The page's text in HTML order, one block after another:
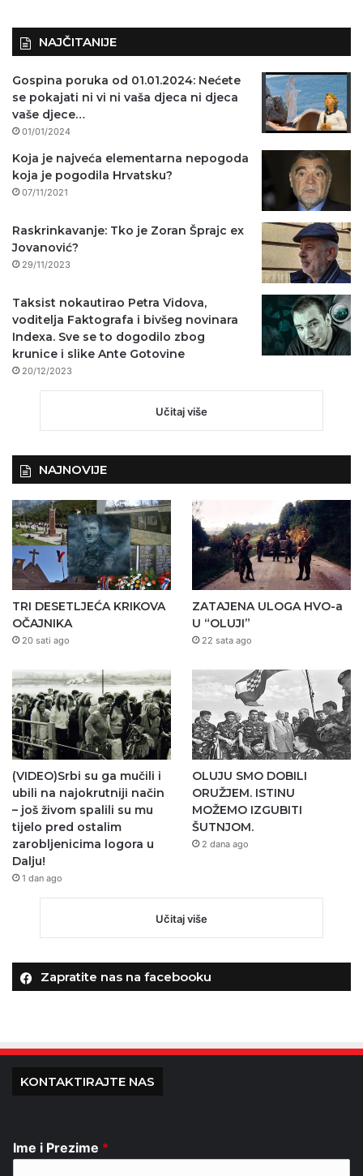
NAJČITANIJE
Gospina poruka od 01.01.2024: Nećete
se pokajati ni vi ni vaša djeca ni djeca
vaše djece…
01/01/2024
Koja je najveća elementarna nepogoda
koja je pogodila Hrvatsku?
07/11/2021
Raskrinkavanje: Tko je Zoran Šprajc ex
Jovanović?
29/11/2023
Taksist nokautirao Petra Vidova,
voditelja Faktografa i bivšeg novinara
Indexa. Sve se to dogodilo zbog
krunice i slike Ante Gotovine
20/12/2023
Učitaj više
NAJNOVIJE
TRI DESETLJEĆA KRIKOVA
OČAJNIKA
20 sati ago
ZATAJENA ULOGA HVO-a
U “OLUJI”
22 sata ago
(VIDEO)Srbi su ga mučili i
ubili na najokrutniji način
– još živom spalili su mu
tijelo pred ostalim
zarobljenicima logora u
Dalju!
1 dan ago
OLUJU SMO DOBILI
ORUŽJEM. ISTINU
MOŽEMO IZGUBITI
ŠUTNJOM.
2 dana ago
Učitaj više
Zapratite nas na facebooku
KONTAKTIRAJTE NAS
Ime i Prezime *